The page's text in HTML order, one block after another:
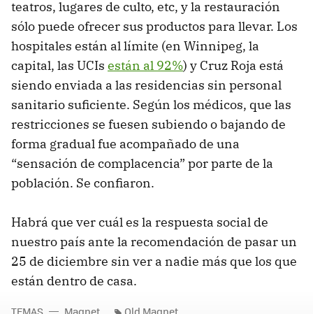
teatros, lugares de culto, etc, y la restauración
sólo puede ofrecer sus productos para llevar. Los
hospitales están al límite (en Winnipeg, la
capital, las UCIs están al 92%) y Cruz Roja está
siendo enviada a las residencias sin personal
sanitario suficiente. Según los médicos, que las
restricciones se fuesen subiendo o bajando de
forma gradual fue acompañado de una
“sensación de complacencia” por parte de la
población. Se confiaron.
Habrá que ver cuál es la respuesta social de
nuestro país ante la recomendación de pasar un
25 de diciembre sin ver a nadie más que los que
están dentro de casa.
TEMAS Magnet Old Magnet